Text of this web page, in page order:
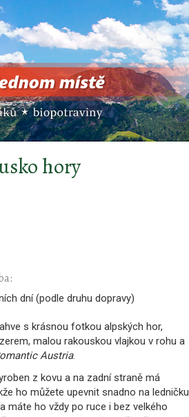
hory
dní (podle druhu dopravy)
s krásnou fotkou alpských hor,
malou rakouskou vlajkou v rohu a
Austria.
z kovu a na zadní straně má
ho můžete upevnit snadno na ledničku
máte ho vždy po ruce i bez velkého